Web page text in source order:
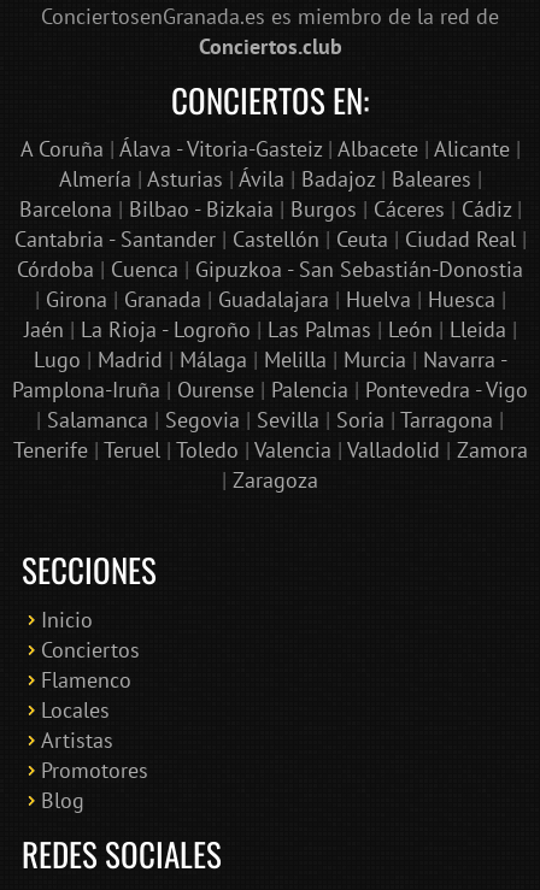
ConciertosenGranada.es es miembro de la red de
Conciertos.club
CONCIERTOS EN:
A Coruña | Álava - Vitoria-Gasteiz| Albacete| Alicante|
Almería | Asturias | Ávila | Badajoz| Baleares |
Barcelona | Bilbao - Bizkaia | Burgos | Cáceres | Cádiz|
Cantabria - Santander| Castellón | Ceuta | Ciudad Real|
Córdoba | Cuenca | Gipuzkoa - San Sebastián-Donostia
| Girona | Granada | Guadalajara | Huelva | Huesca |
Jaén | La Rioja - Logroño | Las Palmas | León | Lleida |
Lugo | Madrid | Málaga | Melilla | Murcia | Navarra -
Pamplona-Iruña | Ourense | Palencia | Pontevedra - Vigo
| Salamanca | Segovia | Sevilla | Soria | Tarragona |
Tenerife| Teruel| Toledo | Valencia | Valladolid | Zamora
| Zaragoza
SECCIONES
Inicio
Conciertos
Flamenco
Locales
Artistas
Promotores
Blog
REDES SOCIALES